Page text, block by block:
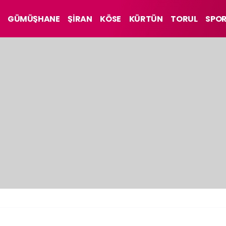
GÜMÜŞHANE ŞİRAN KÖSE KÜRTÜN TORUL